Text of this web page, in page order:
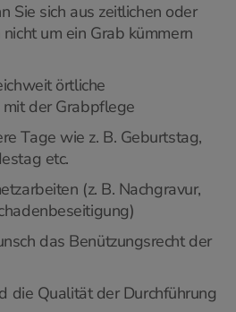
Sie sich aus zeitlichen oder
um ein Grab kümmern
örtliche
der Grabpflege
Tage wie z. B. Geburtstag,
etc.
(z. B. Nachgravur,
das Benützungsrecht der
die Qualität der Durchführung